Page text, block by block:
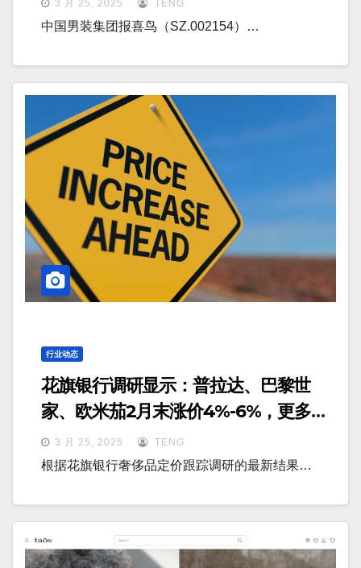
3 月 25, 2025 TENG
中国男装集团报喜鸟（SZ.002154）…
行业动态
花旗银行调研显示：普拉达、巴黎世
家、欧米茄2月末涨价4%-6%，更多品
牌或跟进调价
3 月 25, 2025 TENG
根据花旗银行奢侈品定价跟踪调研的最新结果…